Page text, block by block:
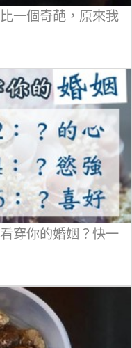
一個奇葩，原來我
穿你的婚姻？快一